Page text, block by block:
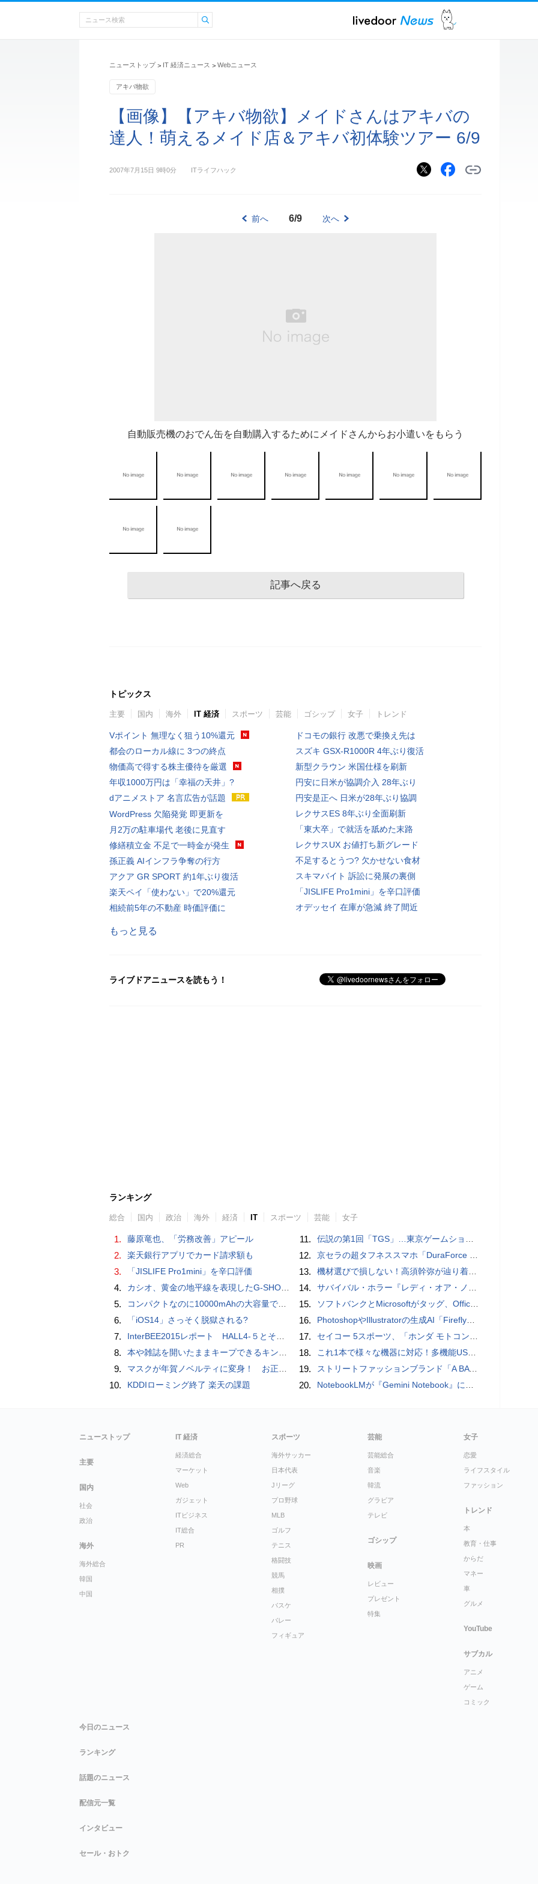
ニューストップ > IT 経済ニュース > Webニュース
アキバ物欲
【画像】【アキバ物欲】メイドさんはアキバの
達人！萌えるメイド店＆アキバ初体験ツアー 6/9
2007年7月15日 9時0分 ITライフハック
前へ 6/9 次へ
自動販売機のおでん缶を自動購入するためにメイドさんからお小遣いをもらう
記事へ戻る
トピックス
主要 国内 海外 IT 経済 スポーツ 芸能 ゴシップ 女子 トレンド
Vポイント 無理なく狙う10%還元
都会のローカル線に 3つの終点
物価高で得する株主優待を厳選
年収1000万円は「幸福の天井」?
dアニメストア 名言広告が話題
WordPress 欠陥発覚 即更新を
月2万の駐車場代 老後に見直す
修繕積立金 不足で一時金が発生
孫正義 AIインフラ争奪の行方
アクア GR SPORT 約1年ぶり復活
楽天ペイ「使わない」で20%還元
相続前5年の不動産 時価評価に
ドコモの銀行 改悪で乗換え先は
スズキ GSX-R1000R 4年ぶり復活
新型クラウン 米国仕様を刷新
円安に日米が協調介入 28年ぶり
円安是正へ 日米が28年ぶり協調
レクサスES 8年ぶり全面刷新
「東大卒」で就活を舐めた末路
レクサスUX お値打ち新グレード
不足するとうつ? 欠かせない食材
スキマバイト 訴訟に発展の裏側
「JISLIFE Pro1mini」を辛口評価
オデッセイ 在庫が急減 終了間近
もっと見る
ライブドアニュースを読もう！
ランキング
総合 国内 政治 海外 経済 IT スポーツ 芸能 女子
1. 藤原竜也、「労務改善」アピール
2. 楽天銀行アプリでカード請求額も
3. 「JISLIFE Pro1mini」を辛口評価
4. カシオ、黄金の地平線を表現したG-SHOCK「MASTER IN HORIZON GOLD」3モデル
5. コンパクトなのに10000mAhの大容量で最大3台のデバイスを同時充電できる半固体モバイルバッテリー「SMARTCOBY Pro SLIM SS」レビュー
6. 「iOS14」さっそく脱獄される?
7. InterBEE2015レポート HALL4-５とその他
8. 本や雑誌を開いたままキープできるキングジムのブッククリップ「ツイップ」レビュー、 伸縮してA6～B5判に対応
9. マスクが年賀ノベルティに変身！ お正月特別パッケージの注文受付開始
10. KDDIローミング終了 楽天の課題
11. 伝説の第1回「TGS」…東京ゲームショウ&#039;96と、当時のベストゲーム10本：レトロゲーム浪漫街道
12. 京セラの超タフネススマホ「DuraForce PRO 2」はアクションカムとしても優秀
13. 機材選びで損しない！高須幹弥が辿り着いた「大当り」の神マイクとは
14. サバイバル・ホラー『レディ・オア・ノット 2』の新本編映像、【バスタイム編】が公開
15. ソフトバンクとMicrosoftがタッグ、Officeツール「Teams」に03電話を統合
16. PhotoshopやIllustratorの生成AI「Firefly」がクレジット制を導入し有料プランでも画像生成枚数が制限されるように
17. セイコー 5スポーツ、「ホンダ モトコンポ」とのコラボレーション限定モデル / スタミナ満点の「鉄板ワイルドからテキ定食」【まとめ記事】
18. これ1本で様々な機器に対応！多機能USB充電ケーブル「10in1オクトパスケーブル」【カリスマ店長の一押し】
19. ストリートファッションブランド「A BATHING APE」とコラボしたノートPC「ASUS Vivobook S 15 OLED BAPE Edition K5504VA」を紹介【レビュー】
20. NotebookLMが『Gemini Notebook』に大リニューアル！自らコードを書いてデータ分析もできる、Gemini連携＆全機能を完全解説！
ニューストップ
主要
国内
社会
政治
海外
海外総合
韓国
中国
IT 経済
経済総合
マーケット
Web
ガジェット
ITビジネス
IT総合
PR
スポーツ
海外サッカー
日本代表
Jリーグ
プロ野球
MLB
ゴルフ
テニス
格闘技
競馬
相撲
バスケ
バレー
フィギュア
芸能
芸能総合
音楽
韓流
グラビア
テレビ
ゴシップ
映画
レビュー
プレゼント
特集
女子
恋愛
ライフスタイル
ファッション
トレンド
本
教育・仕事
からだ
マネー
車
グルメ
YouTube
サブカル
アニメ
ゲーム
コミック
今日のニュース
ランキング
話題のニュース
配信元一覧
インタビュー
セール・おトク